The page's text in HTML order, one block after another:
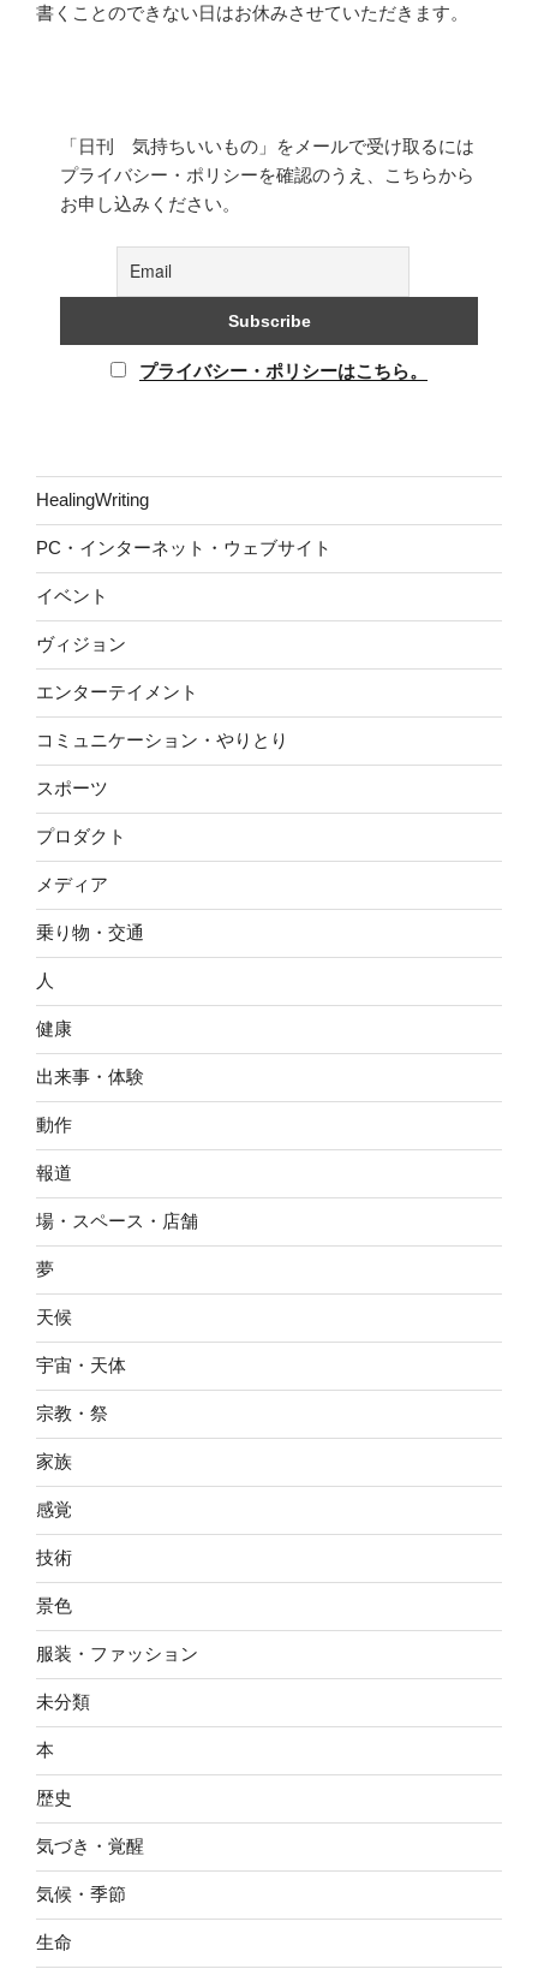
書くことのできない日はお休みさせていただきます。
「日刊 気持ちいいもの」をメールで受け取るには
プライバシー・ポリシーを確認のうえ、こちらから
お申し込みください。
プライバシー・ポリシーはこちら。
HealingWriting
PC・インターネット・ウェブサイト
イベント
ヴィジョン
エンターテイメント
コミュニケーション・やりとり
スポーツ
プロダクト
メディア
乗り物・交通
人
健康
出来事・体験
動作
報道
場・スペース・店舗
夢
天候
宇宙・天体
宗教・祭
家族
感覚
技術
景色
服装・ファッション
未分類
本
歴史
気づき・覚醒
気候・季節
生命